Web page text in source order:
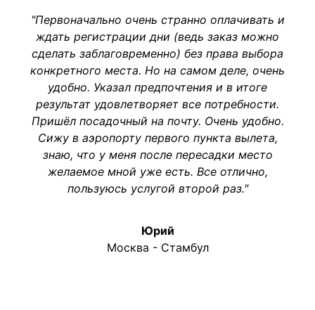
"Первоначально очень странно оплачивать и
ждать регистрации дни (ведь заказ можно
сделать заблаговременно) без права выбора
конкретного места. Но на самом деле, очень
удобно. Указал предпочтения и в итоге
результат удовлетворяет все потребности.
Пришёл посадочный на почту. Очень удобно.
Сижу в аэропорту первого пункта вылета,
знаю, что у меня после пересадки место
желаемое мной уже есть. Все отлично,
пользуюсь услугой второй раз."
Юрий
Москва - Стамбул